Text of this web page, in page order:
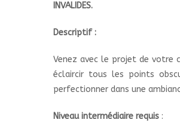
INVALIDES.
Descriptif :
Venez avec le projet de
éclaircir tous les points
perfectionner dans une
Niveau intermédiaire requis :